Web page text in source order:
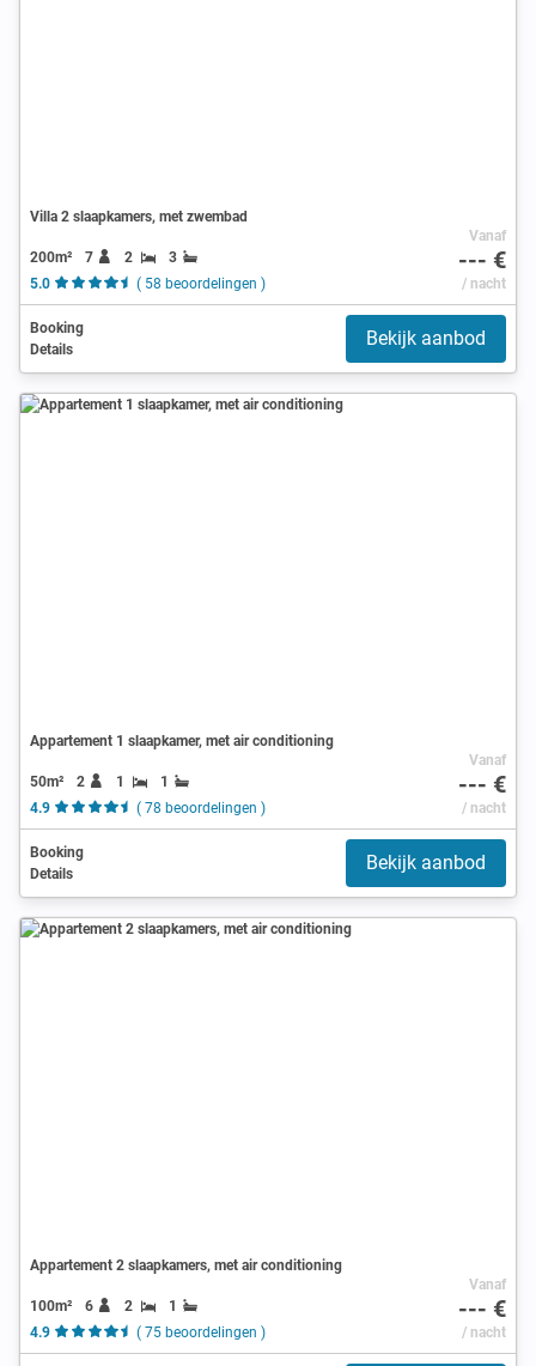
Villa 2 slaapkamers, met zwembad
200m² 7 2
3
5.0
( 58 beoordelingen )
Vanaf
--- €
/ nacht
Booking
Details
Bekijk aanbod
Appartement 1 slaapkamer, met air conditioning
50m² 2 1
1
4.9
( 78 beoordelingen )
Vanaf
--- €
/ nacht
Booking
Details
Bekijk aanbod
Appartement 2 slaapkamers, met air conditioning
100m² 6 2
1
4.9
( 75 beoordelingen )
Vanaf
--- €
/ nacht